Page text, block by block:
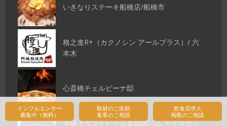
インフルエンサー
募集中（無料）
取材のご依頼
集客のご相談
飲食店求人
掲載のご相談
いきなりステーキ船橋店/船橋市
格之進R+（カクノシン アールプラス）/ 六
本木
心斎橋チェルピーナ邸
沖縄クラフトビール＆琉球バル ガチマヤ /